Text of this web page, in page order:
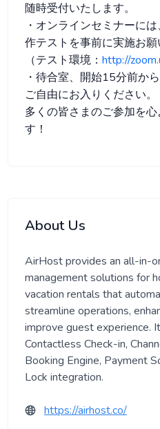
About Us
AirHost provides an all-in-
management solutions for
vacation rentals that
streamline operations,
improve guest experience.
Contactless Check-in,
Booking Engine, Payment
Lock integration.
https://airhost.co/
随時受付いたします。
・オンラインセミナーに
作テストを事前に実施お願
（テスト環境： http://
・待合室、開始15分前か
ご自由にお入りください。
多くの皆さまのご参加を
す！